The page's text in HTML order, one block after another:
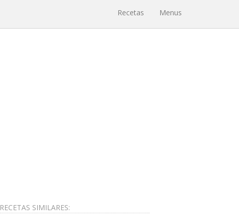
Recetas Menus
RECETAS SIMILARES: